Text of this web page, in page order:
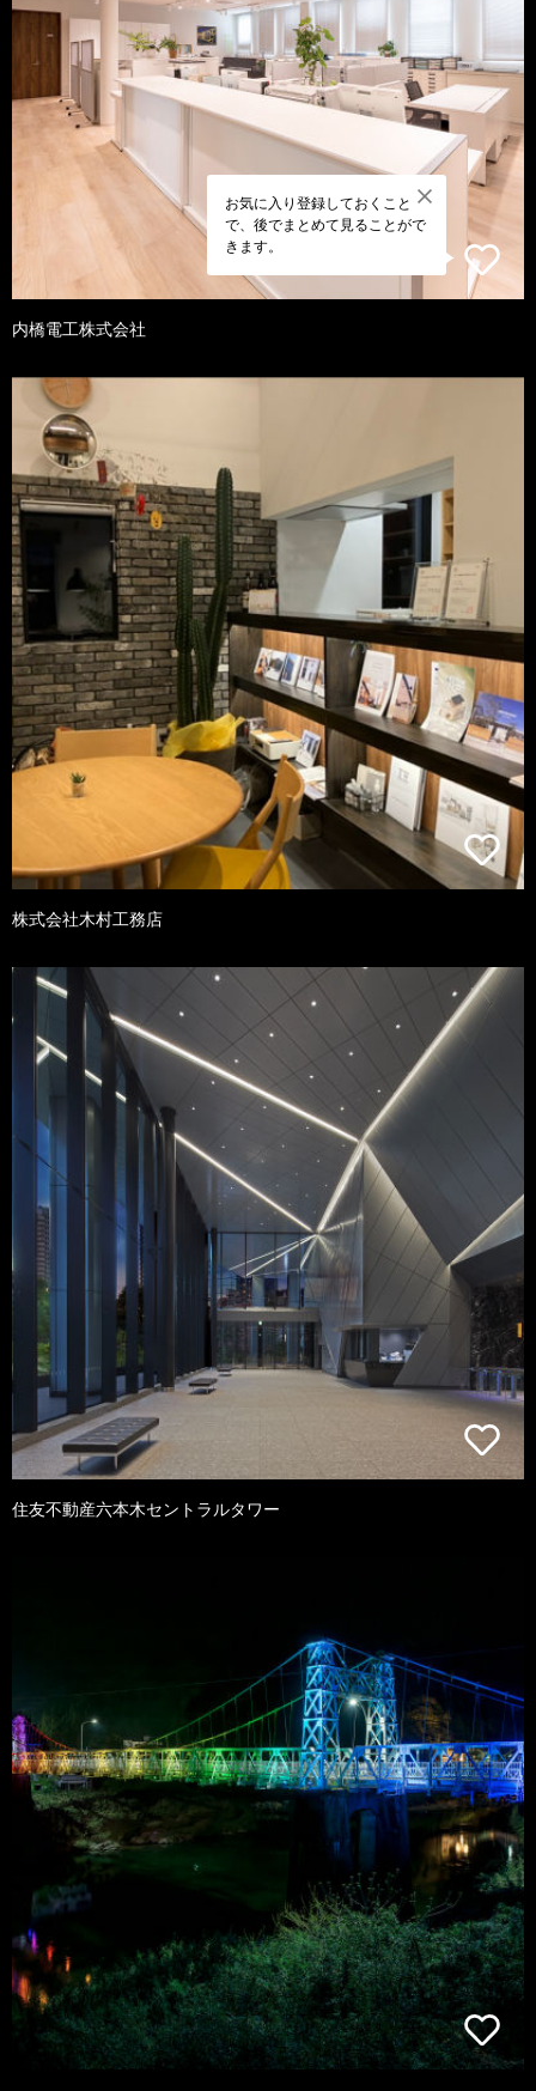
お気に入り登録しておくこと
で、後でまとめて見ることがで
きます。
内橋電工株式会社
株式会社木村工務店
住友不動産六本木セントラルタワー